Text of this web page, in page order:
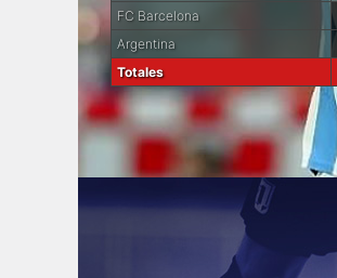
FC Barcelona
Argentina
Totales